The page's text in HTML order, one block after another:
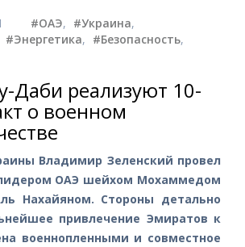
#ОАЭ, #Украина,
#Энергетика, #Безопасность,
Даби реализуют 10-
о военном
Владимир Зеленский провел
ОАЭ шейхом Мохаммедом
Нахайяном. Стороны детально
привлечение Эмиратов к
военнопленными и совместное